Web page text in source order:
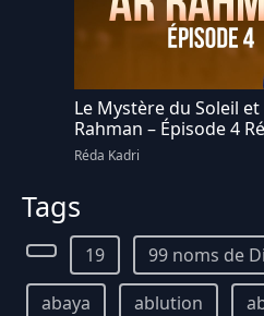
Le Mystère du Soleil
Rahman – Épisode 4
Réda Kadri
Tags
19 99 noms de
abaya
ablution